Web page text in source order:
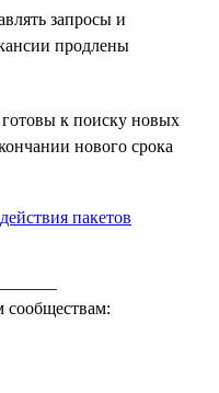
запросы и
продлены
готовы к поиску новых
нового срока
сообществам: